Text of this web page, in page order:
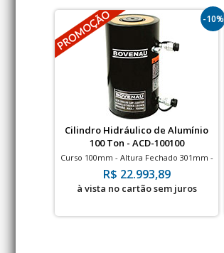
-10%
Cilindro Hidráulico de Alumínio
100 Ton - ACD-100100
Curso 100mm - Altura Fechado 301mm -
700bar - Dupla Ação
R$ 22.993,89
à vista no cartão sem juros